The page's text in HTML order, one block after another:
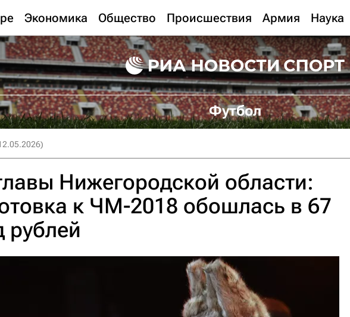
Экономика Общество Происшествия Армия Наука
Футбол
Нижегородской области:
к ЧМ-2018 обошлась в 67
рублей